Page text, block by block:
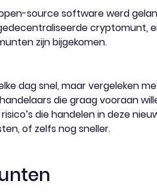
source software werd
cryptomunt,
zijn bijgekomen.
dag snel, maar vergeleken
die graag vooraan
die handelen in deze
of zelfs nog sneller.